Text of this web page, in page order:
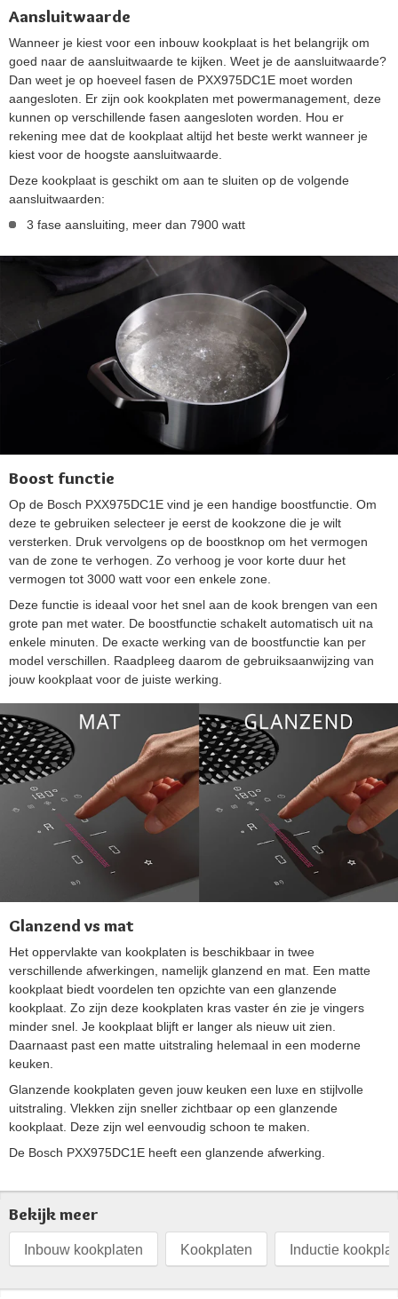
Aansluitwaarde
Wanneer je kiest voor een inbouw kookplaat is het belangrijk om
goed naar de aansluitwaarde te kijken. Weet je de aansluitwaarde?
Dan weet je op hoeveel fasen de PXX975DC1E moet worden
aangesloten. Er zijn ook kookplaten met powermanagement, deze
kunnen op verschillende fasen aangesloten worden. Hou er
rekening mee dat de kookplaat altijd het beste werkt wanneer je
kiest voor de hoogste aansluitwaarde.
Deze kookplaat is geschikt om aan te sluiten op de volgende
aansluitwaarden:
3 fase aansluiting, meer dan 7900 watt
Boost functie
Op de Bosch PXX975DC1E vind je een handige boostfunctie. Om
deze te gebruiken selecteer je eerst de kookzone die je wilt
versterken. Druk vervolgens op de boostknop om het vermogen
van de zone te verhogen. Zo verhoog je voor korte duur het
vermogen tot 3000 watt voor een enkele zone.
Deze functie is ideaal voor het snel aan de kook brengen van een
grote pan met water. De boostfunctie schakelt automatisch uit na
enkele minuten. De exacte werking van de boostfunctie kan per
model verschillen. Raadpleeg daarom de gebruiksaanwijzing van
jouw kookplaat voor de juiste werking.
Glanzend vs mat
Het oppervlakte van kookplaten is beschikbaar in twee
verschillende afwerkingen, namelijk glanzend en mat. Een matte
kookplaat biedt voordelen ten opzichte van een glanzende
kookplaat. Zo zijn deze kookplaten kras vaster én zie je vingers
minder snel. Je kookplaat blijft er langer als nieuw uit zien.
Daarnaast past een matte uitstraling helemaal in een moderne
keuken.
Glanzende kookplaten geven jouw keuken een luxe en stijlvolle
uitstraling. Vlekken zijn sneller zichtbaar op een glanzende
kookplaat. Deze zijn wel eenvoudig schoon te maken.
De Bosch PXX975DC1E heeft een glanzende afwerking.
Bekijk meer
Inbouw kookplaten Kookplaten Inductie